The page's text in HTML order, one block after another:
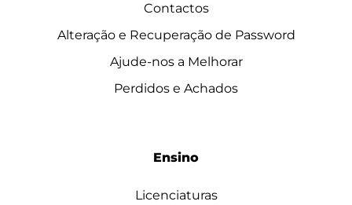
Contactos
Alteração e Recuperação de Password
Ajude-nos a Melhorar
Perdidos e Achados
Ensino
Licenciaturas